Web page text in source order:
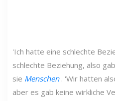
'Ich hatte eine schlechte
schlechte Beziehung, also
sie Menschen . 'Wir hatten
aber es gab keine wirkliche